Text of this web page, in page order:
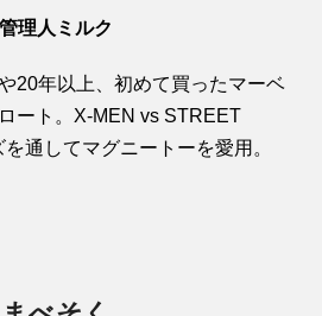
管理人ミルク
20年以上、初めて買ったマーベ
ート。X-MEN vs STREET
通してマグニートーを愛用。